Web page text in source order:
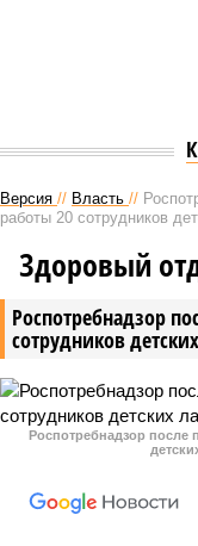
Версия // Власть //
работы 20 сотрудников
Роспотребнадзор
сотрудников
Здоровый
Роспотребнадзор после